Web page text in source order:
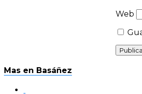
Web
Mas en Basáñez